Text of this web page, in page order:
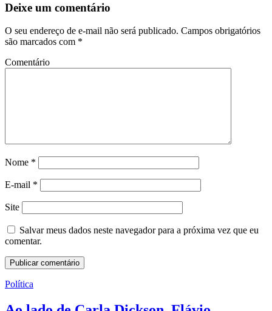
Deixe um comentário
O seu endereço de e-mail não será publicado. Campos obrigatórios
são marcados com *
Comentário
Nome *
E-mail *
Site
Salvar meus dados neste navegador para a próxima vez que eu
comentar.
Política